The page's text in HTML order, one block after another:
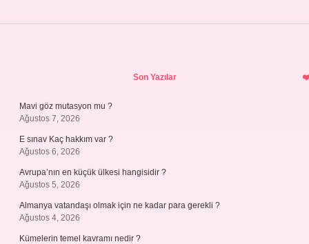
Son Yazılar
Mavi göz mutasyon mu ?
Ağustos 7, 2026
E sınav Kaç hakkım var ?
Ağustos 6, 2026
Avrupa’nın en küçük ülkesi hangisidir ?
Ağustos 5, 2026
Almanya vatandaşı olmak için ne kadar para gerekli ?
Ağustos 4, 2026
Kümelerin temel kavramı nedir ?